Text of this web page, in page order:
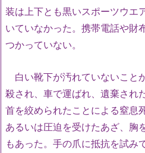
装は上下とも黒いスポーツウエ
いていなかった。携帯電話や財
つかっていない。
白い靴下が汚れていないこと
殺され、車で運ばれ、遺棄され
首を絞められたことによる窒息
あるいは圧迫を受けたあざ、胸
もあった。手の爪に抵抗を試み